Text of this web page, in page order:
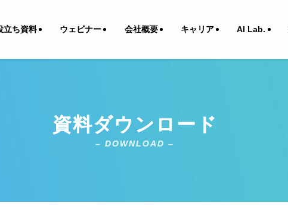
立ち資料 ウェビナー 会社概要 キャリア AI Lab.
資料ダウンロード
– DOWNLOAD –